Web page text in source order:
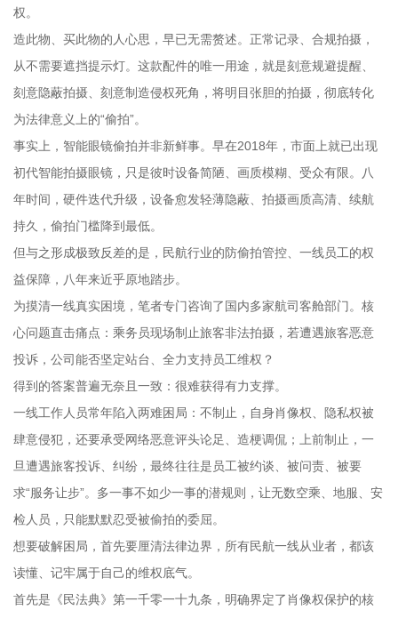
权。
造此物、买此物的人心思，早已无需赘述。正常记录、合规拍摄，
从不需要遮挡提示灯。这款配件的唯一用途，就是刻意规避提醒、
刻意隐蔽拍摄、刻意制造侵权死角，将明目张胆的拍摄，彻底转化
为法律意义上的“偷拍”。
事实上，智能眼镜偷拍并非新鲜事。早在2018年，市面上就已出现
初代智能拍摄眼镜，只是彼时设备简陋、画质模糊、受众有限。八
年时间，硬件迭代升级，设备愈发轻薄隐蔽、拍摄画质高清、续航
持久，偷拍门槛降到最低。
但与之形成极致反差的是，民航行业的防偷拍管控、一线员工的权
益保障，八年来近乎原地踏步。
为摸清一线真实困境，笔者专门咨询了国内多家航司客舱部门。核
心问题直击痛点：乘务员现场制止旅客非法拍摄，若遭遇旅客恶意
投诉，公司能否坚定站台、全力支持员工维权？
得到的答案普遍无奈且一致：很难获得有力支撑。
一线工作人员常年陷入两难困局：不制止，自身肖像权、隐私权被
肆意侵犯，还要承受网络恶意评头论足、造梗调侃；上前制止，一
旦遭遇旅客投诉、纠纷，最终往往是员工被约谈、被问责、被要
求“服务让步”。多一事不如少一事的潜规则，让无数空乘、地服、安
检人员，只能默默忍受被偷拍的委屈。
想要破解困局，首先要厘清法律边界，所有民航一线从业者，都该
读懂、记牢属于自己的维权底气。
首先是《民法典》第一千零一十九条，明确界定了肖像权保护的核